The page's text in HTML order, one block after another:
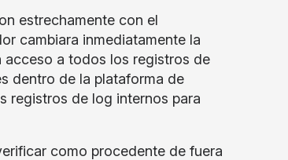
estrechamente con el
cambiara inmediatamente la
a todos los registros de
dentro de la plataforma de
registros de log internos para
como procedente de fuera